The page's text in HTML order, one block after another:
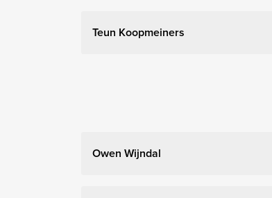
Teun Koopmeiners
Owen Wijndal